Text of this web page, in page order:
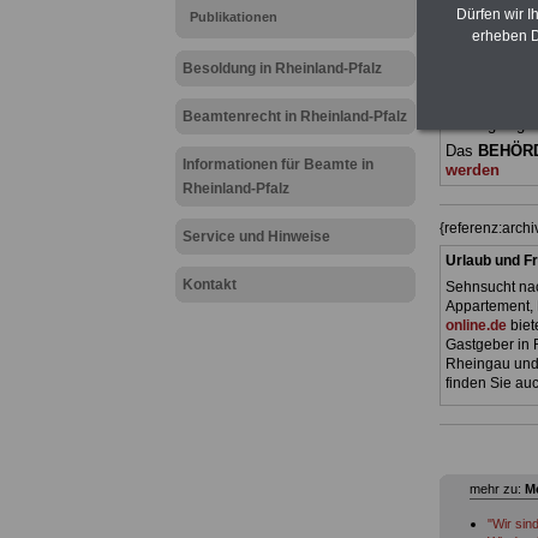
Publikationen
Besoldung in Rheinland-Pfalz
Beamtenrecht in Rheinland-Pfalz
Informationen für Beamte in
Rheinland-Pfalz
Service und Hinweise
Kontakt
(Bund/
Ländern.
Das
werden
Urlaub und
Sehnsucht
Appartement,
online.de
Gastgeber in
Rheingau
finden Sie
mehr zu:
"Wir
Dürfen wir
erheben